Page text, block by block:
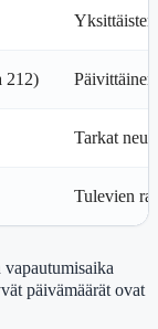
212)
Tarkat
Tulevien
päivämäärät ovat